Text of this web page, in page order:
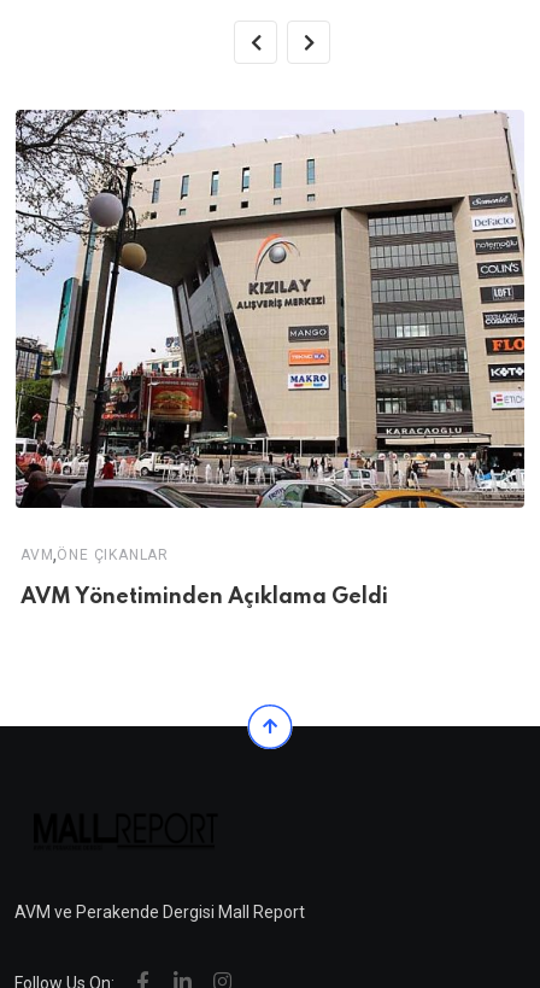
AVM,ÖNE ÇIKANLAR
AVM Yönetiminden Açıklama Geldi
AVM ve Perakende Dergisi Mall Report
Follow Us On: